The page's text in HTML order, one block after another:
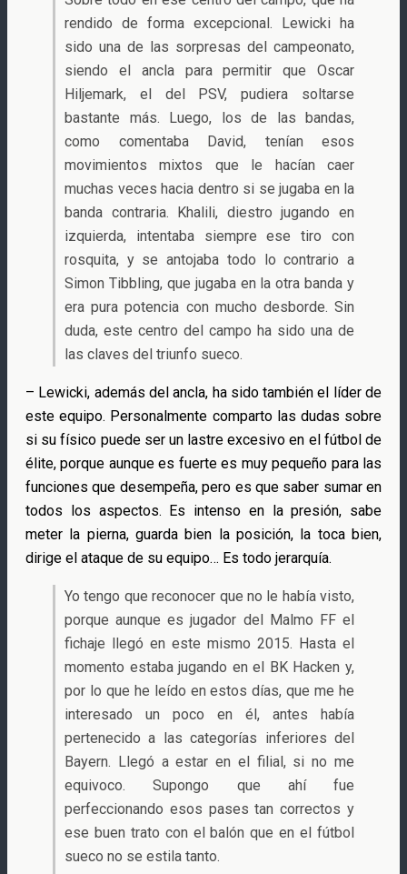
rendido de forma excepcional. Lewicki ha
sido una de las sorpresas del campeonato,
siendo el ancla para permitir que Oscar
Hiljemark, el del PSV, pudiera soltarse
bastante más. Luego, los de las bandas,
como comentaba David, tenían esos
movimientos mixtos que le hacían caer
muchas veces hacia dentro si se jugaba en la
banda contraria. Khalili, diestro jugando en
izquierda, intentaba siempre ese tiro con
rosquita, y se antojaba todo lo contrario a
Simon Tibbling, que jugaba en la otra banda y
era pura potencia con mucho desborde. Sin
duda, este centro del campo ha sido una de
las claves del triunfo sueco.
– Lewicki, además del ancla, ha sido también el líder de
este equipo. Personalmente comparto las dudas sobre
si su físico puede ser un lastre excesivo en el fútbol de
élite, porque aunque es fuerte es muy pequeño para las
funciones que desempeña, pero es que saber sumar en
todos los aspectos. Es intenso en la presión, sabe
meter la pierna, guarda bien la posición, la toca bien,
dirige el ataque de su equipo… Es todo jerarquía.
Yo tengo que reconocer que no le había visto,
porque aunque es jugador del Malmo FF el
fichaje llegó en este mismo 2015. Hasta el
momento estaba jugando en el BK Hacken y,
por lo que he leído en estos días, que me he
interesado un poco en él, antes había
pertenecido a las categorías inferiores del
Bayern. Llegó a estar en el filial, si no me
equivoco. Supongo que ahí fue
perfeccionando esos pases tan correctos y
ese buen trato con el balón que en el fútbol
sueco no se estila tanto.